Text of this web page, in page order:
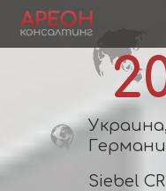
Siebel